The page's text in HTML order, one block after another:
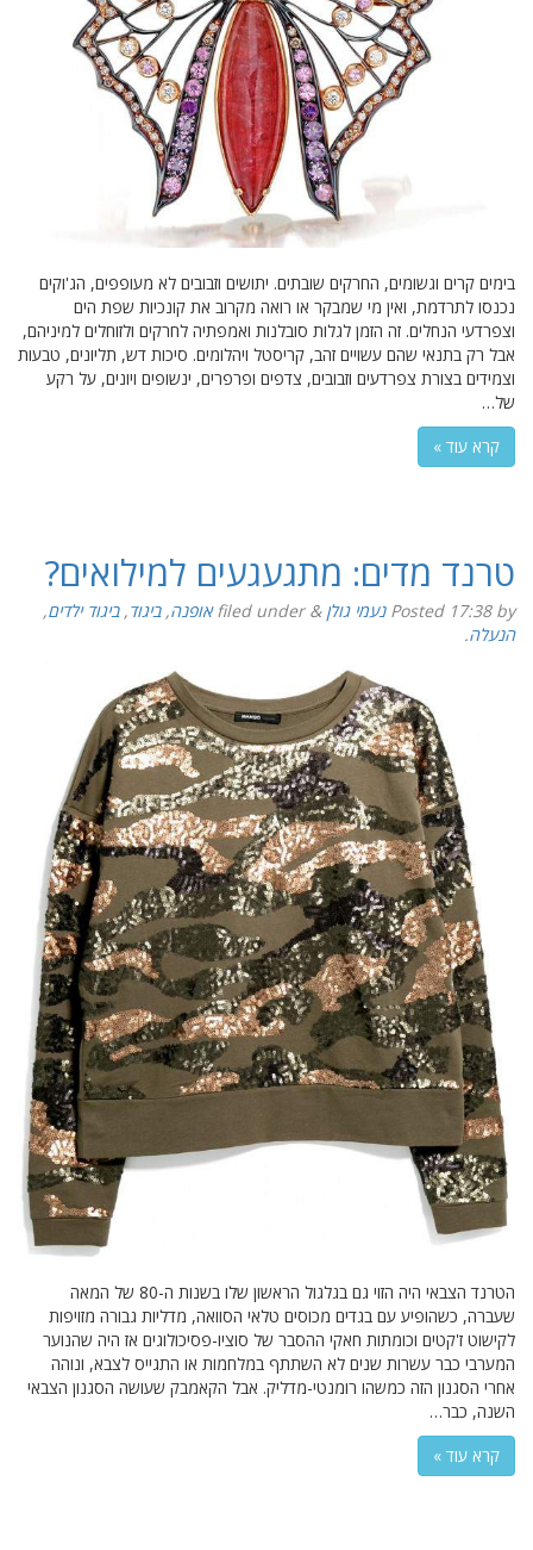
בימים קרים וגשומים, החרקים שובתים. יתושים וזבובים לא מעופפים, הג'וקים
נכנסו לתרדמת, ואין מי שמבקר או רואה מקרוב את קונכיות שפת הים
וצפרדעי הנחלים. זה הזמן לגלות סובלנות ואמפתיה לחרקים ולזוחלים למיניהם,
אבל רק בתנאי שהם עשויים זהב, קריסטל ויהלומים. סיכות דש, תליונים, טבעות
וצמידים בצורת צפרדעים וזבובים, צדפים ופרפרים, ינשופים ויונים, על רקע
של…
קרא עוד »
טרנד מדים: מתגעגעים למילואים?
Posted 17:38by נעמי גולן &
filed under אופנה,ביגוד,ביגוד ילדים,
הנעלה.
הטרנד הצבאי היה הזוי גם בגלגול הראשון שלו בשנות ה-80 של המאה
שעברה, כשהופיע עם בגדים מכוסים טלאי הסוואה, מדליות גבורה מזויפות
לקישוט ז'קטים וכומתות חאקי ההסבר של סוציו-פסיכולוגים אז היה שהנוער
המערבי כבר עשרות שנים לא השתתף במלחמות או התגייס לצבא, ונוהה
אחרי הסגנון הזה כמשהו רומנטי-מדליק. אבל הקאמבק שעושה הסגנון הצבאי
השנה, כבר…
קרא עוד »